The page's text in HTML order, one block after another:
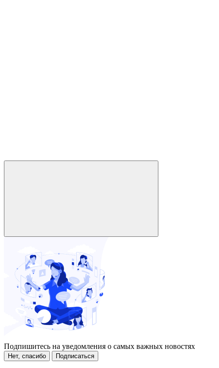
Подпишитесь на уведомления о самых важных новостях
Нет, спасибо Подписаться